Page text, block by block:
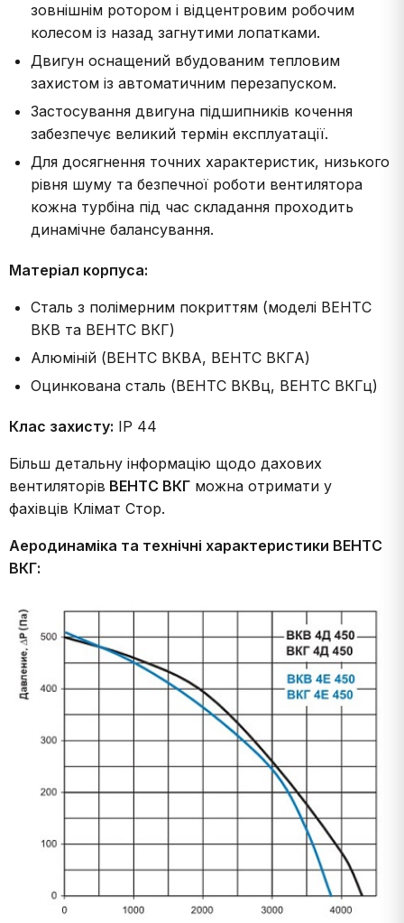
зовнішнім ротором і відцентровим робочим
колесом із назад загнутими лопатками.
Двигун оснащений вбудованим тепловим
захистом із автоматичним перезапуском.
Застосування двигуна підшипників кочення
забезпечує великий термін експлуатації.
Для досягнення точних характеристик, низького
рівня шуму та безпечної роботи вентилятора
кожна турбіна під час складання проходить
динамічне балансування.
Матеріал корпуса:
Сталь з полімерним покриттям (моделі ВЕНТС
ВКВ та ВЕНТС ВКГ)
Алюміній (ВЕНТС ВКВА, ВЕНТС ВКГА)
Оцинкована сталь (ВЕНТС ВКВц, ВЕНТС ВКГц)
Клас захисту: IP 44
Більш детальну інформацію щодо дахових
вентиляторів ВЕНТС ВКГ можна отримати у
фахівців Клімат Стор.
Аеродинаміка та технічні характеристики ВЕНТС
ВКГ: